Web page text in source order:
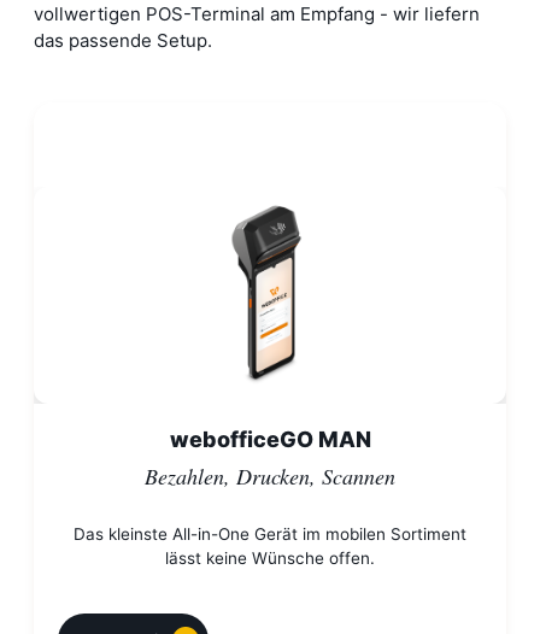
vollwertigen POS-Terminal am Empfang - wir liefern
das passende Setup.
webofficeGO MAN
Bezahlen, Drucken, Scannen
Das kleinste All-in-One Gerät im mobilen Sortiment
lässt keine Wünsche offen.